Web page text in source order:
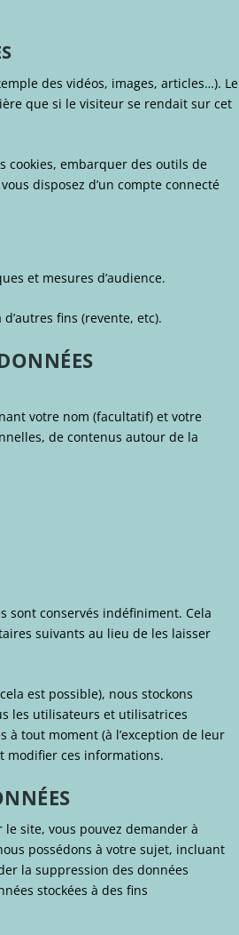
des vidéos, images, articles…). Le
que si le visiteur se rendait sur cet
cookies, embarquer des outils de
disposez d’un compte connecté
et mesures d’audience.
fins (revente, etc).
votre nom (facultatif) et votre
de contenus autour de la
sont conservés indéfiniment. Cela
suivants au lieu de les laisser
est possible), nous stockons
les utilisateurs et utilisatrices
tout moment (à l’exception de leur
modifier ces informations.
site, vous pouvez demander à
possédons à votre sujet, incluant
la suppression des données
stockées à des fins